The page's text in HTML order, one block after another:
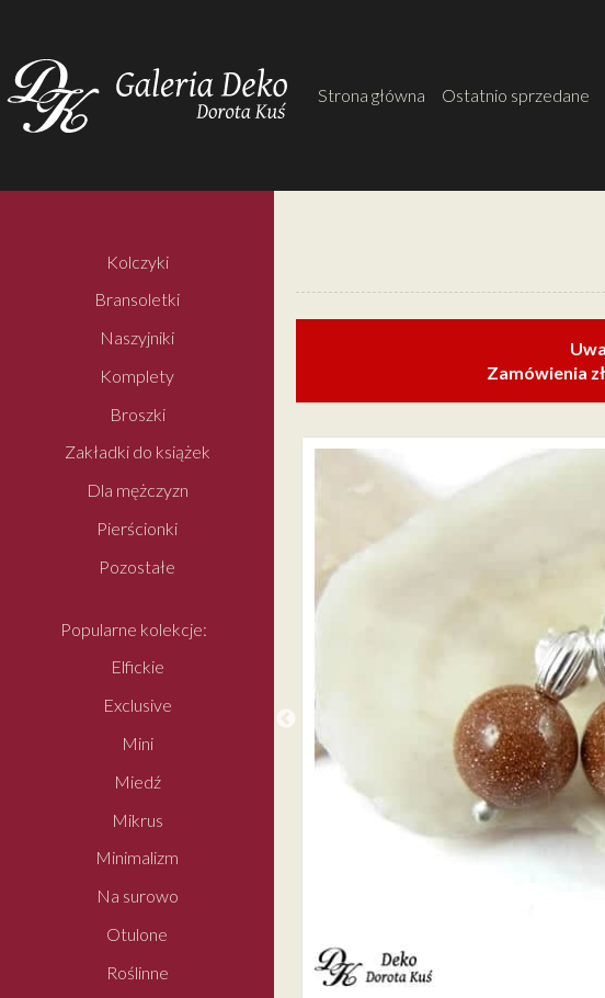
Strona główna Ostatnio sprzedane
Kolczyki
Bransoletki
Naszyjniki
Komplety
Broszki
Zakładki do książek
Dla mężczyzn
Pierścionki
Pozostałe
Popularne kolekcje:
Elfickie
Exclusive
Mini
Miedź
Mikrus
Minimalizm
Na surowo
Otulone
Roślinne
Zamówienia